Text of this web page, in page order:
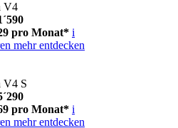
V4
pro Monat* i
mehr entdecken
V4 S
pro Monat* i
mehr entdecken